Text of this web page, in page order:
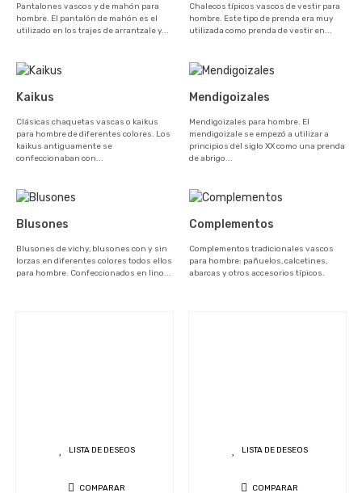
Pantalones vascos y de mahón para
hombre. El pantalón de mahón es el
utilizado en los trajes de arrantzale y...
Chalecos típicos vascos de vestir para
hombre. Este tipo de prenda era muy
utilizada como prenda de vestir en...
Kaikus
Clásicas chaquetas vascas o kaikus
para hombre de diferentes colores. Los
kaikus antiguamente se
confeccionaban con...
Mendigoizales
Mendigoizales para hombre. El
mendigoizale se empezó a utilizar a
principios del siglo XX como una prenda
de abrigo...
Blusones
Blusones de vichy, blusones con y sin
lorzas en diferentes colores todos ellos
para hombre. Confeccionados en lino...
Complementos
Complementos tradicionales vascos
para hombre: pañuelos, calcetines,
abarcas y otros accesorios típicos.
LISTA DE DESEOS
COMPARAR
LISTA DE DESEOS
COMPARAR